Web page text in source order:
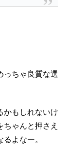
っちゃ良質な選
かもしれないけ
ゃんと押さえ
よなー。